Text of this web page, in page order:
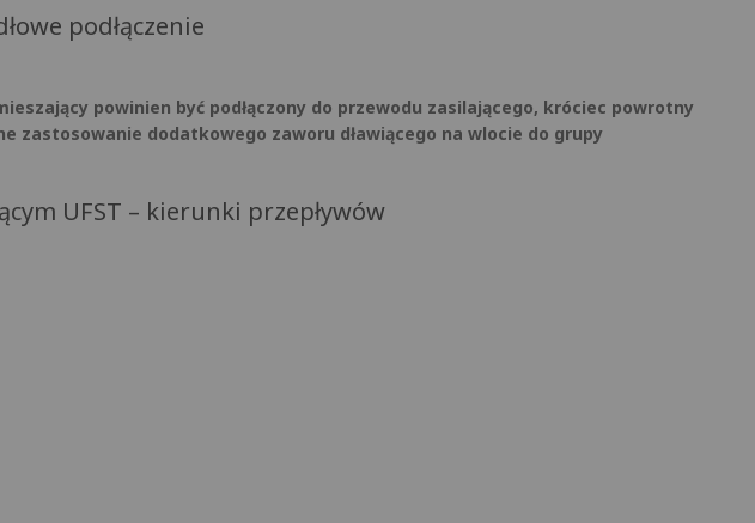
podłączenie
powinien być podłączony do przewodu zasilającego, króciec powrotny
zastosowanie dodatkowego zaworu dławiącego na wlocie do grupy
UFST – kierunki przepływów